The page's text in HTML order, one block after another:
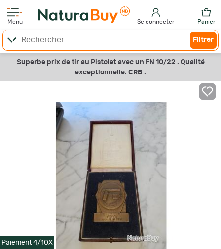
Menu Se connecter Panier
Filtrer
Superbe prix de tir au Pistolet avec un FN 10/22 . Qualité
exceptionnelle. CRB .
Paiement 4/10X